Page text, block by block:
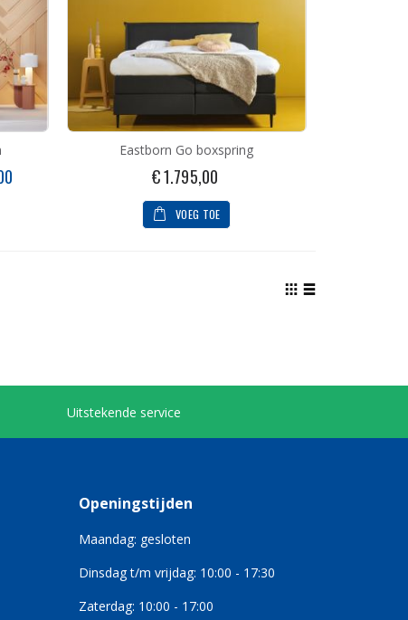
Eastborn Go boxspring
€ 1.795,00
VOEG TOE
Tonen
Uitstekende service
Openingstijden
Maandag: gesloten
Dinsdag t/m vrijdag: 10:00 - 17:30
Zaterdag: 10:00 - 17:00